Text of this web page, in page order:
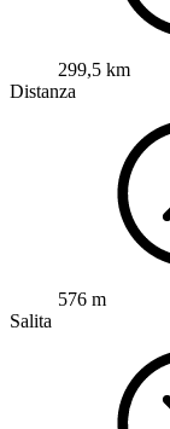
299,5 km
Distanza
576 m
Salita